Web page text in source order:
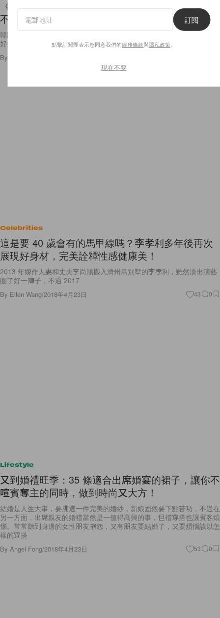
《漂亮姊姊》孫藝珍上傳美照，閨蜜孔孝真竟然毫
不留情面地「這樣」吐槽...？
韓國演藝圈除了 IU、劉仁娜，別忘了還有孔孝真、孫藝珍這對出了名的
好姐妹，1 月孫藝珍慶祝 36
By
Celebrities
這是要 40 歲會有的馬甲線嗎？李孝利多年後再次
展現好身材，完美詮釋性感健康美！
2013 年嫁作人妻和丈夫李尚順搬入濟州島別墅的李孝利，雖然淡出演藝
圈了好一陣子，不過 2017
By Ellen Wang/2018年4月23日 43 0
Lifestyle
又到婚禮旺季：35 條適合出席婚宴的裙子，讓你不
喧賓奪主的同時，做到時尚又大方！
結婚是人生大事，要挑選一件完美的婚紗，新娘固然要下點苦功，不過在
另一方面，出席親友的婚禮當然是一值得高興的事，但禮穿搭也讓賓客煩
惱。常常聽到身邊的女性朋友抱怨，又有朋友要結婚了，又要煩惱該以怎
樣的穿搭
By Angel Fong/2018年4月23日 53 0
訂閱
點擊訂閱即表示您同意我們的服務條款與隱私政策
現在不要